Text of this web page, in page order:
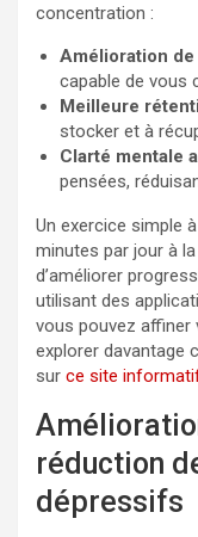
concentration :
Amélioration de
capable de vous
Meilleure
stocker et à
Clarté mentale
pensées,
Un exercice simple
minutes par jour à
d’améliorer
utilisant des
vous pouvez affiner
explorer davantage
sur ce site
réduction
dépressifs